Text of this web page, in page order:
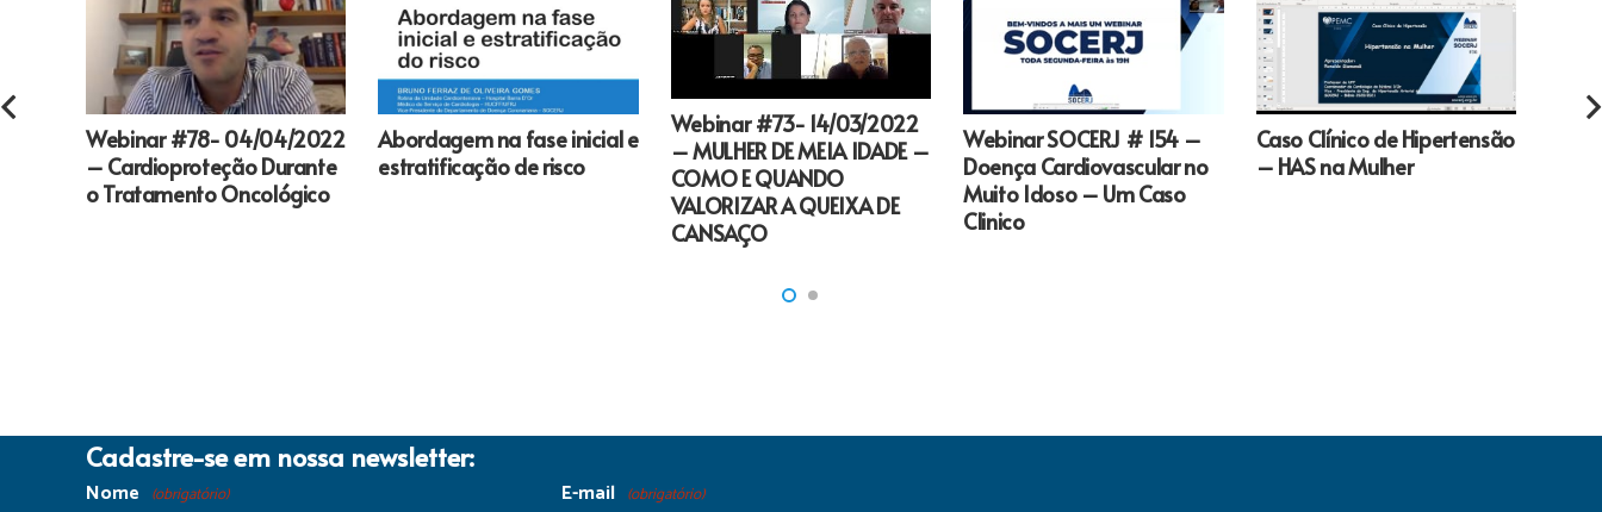
Webinar #78- 04/04/2022
– Cardioproteção Durante
o Tratamento Oncológico
Abordagem na fase inicial e
estratificação de risco
Webinar #73- 14/03/2022
– MULHER DE MEIA IDADE –
COMO E QUANDO
VALORIZAR A QUEIXA DE
CANSAÇO
Webinar SOCERJ # 154 –
Doença Cardiovascular no
Muito Idoso – Um Caso
Clinico
Caso Clínico de Hipertensão
– HAS na Mulher
Cadastre-se em nossa newsletter:
Nome (obrigatório) E-mail (obrigatório)